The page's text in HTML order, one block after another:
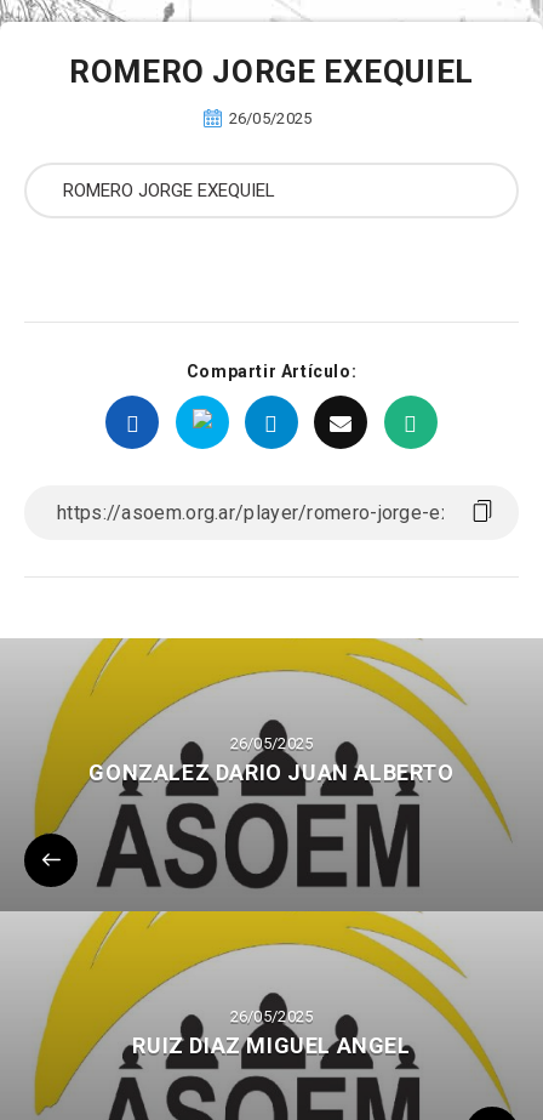
ROMERO JORGE EXEQUIEL
26/05/2025
Compartir Artículo:
26/05/2025
GONZALEZ DARIO JUAN ALBERTO
26/05/2025
RUIZ DIAZ MIGUEL ANGEL